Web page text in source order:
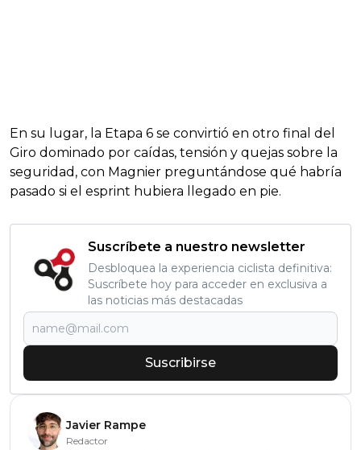
En su lugar, la Etapa 6 se convirtió en otro final del
Giro dominado por caídas, tensión y quejas sobre la
seguridad, con Magnier preguntándose qué habría
pasado si el esprint hubiera llegado en pie.
Suscríbete a nuestro newsletter
Desbloquea la experiencia ciclista definitiva:
Suscríbete hoy para acceder en exclusiva a
las noticias más destacadas
Suscribirse
Javier Rampe
Redactor